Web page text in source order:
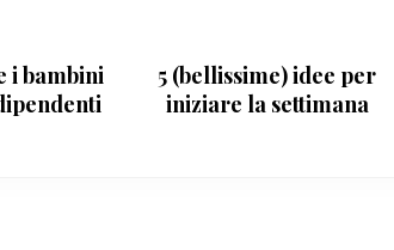
i bambini
5 (bellissime) idee per
iniziare la settimana